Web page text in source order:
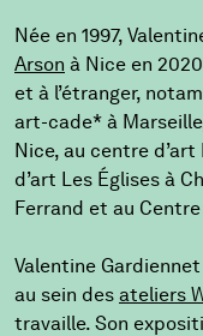
Née en 1997,
Arson à Nice en
et à l’étranger,
art-cade* à
Nice, au centre
d’art Les Églises à
Ferrand et au
Valentine
au sein des ateliers
travaille. Son